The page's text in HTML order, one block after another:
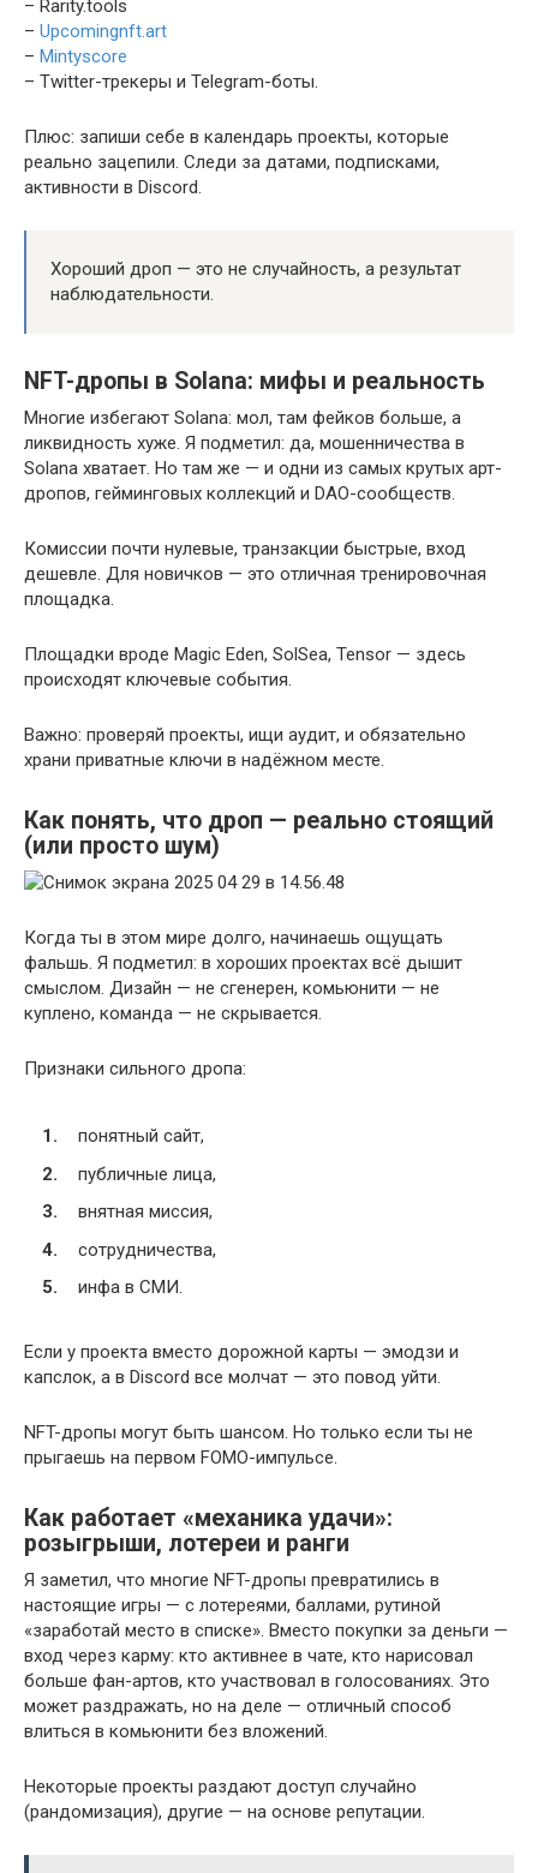
– Rarity.tools
– Upcomingnft.art
– Mintyscore
– Twitter-трекеры и Telegram-боты.
Плюс: запиши себе в календарь проекты, которые
реально зацепили. Следи за датами, подписками,
активности в Discord.
Хороший дроп — это не случайность, а результат
наблюдательности.
NFT-дропы в Solana: мифы и реальность
Многие избегают Solana: мол, там фейков больше, а
ликвидность хуже. Я подметил: да, мошенничества в
Solana хватает. Но там же — и одни из самых крутых арт-
дропов, гейминговых коллекций и DAO-сообществ.
Комиссии почти нулевые, транзакции быстрые, вход
дешевле. Для новичков — это отличная тренировочная
площадка.
Площадки вроде Magic Eden, SolSea, Tensor — здесь
происходят ключевые события.
Важно: проверяй проекты, ищи аудит, и обязательно
храни приватные ключи в надёжном месте.
Как понять, что дроп — реально стоящий
(или просто шум)
Когда ты в этом мире долго, начинаешь ощущать
фальшь. Я подметил: в хороших проектах всё дышит
смыслом. Дизайн — не сгенерен, комьюнити — не
куплено, команда — не скрывается.
Признаки сильного дропа:
понятный сайт,
публичные лица,
внятная миссия,
сотрудничества,
инфа в СМИ.
Если у проекта вместо дорожной карты — эмодзи и
капслок, а в Discord все молчат — это повод уйти.
NFT-дропы могут быть шансом. Но только если ты не
прыгаешь на первом FOMO-импульсе.
Как работает «механика удачи»:
розыгрыши, лотереи и ранги
Я заметил, что многие NFT-дропы превратились в
настоящие игры — с лотереями, баллами, рутиной
«заработай место в списке». Вместо покупки за деньги —
вход через карму: кто активнее в чате, кто нарисовал
больше фан-артов, кто участвовал в голосованиях. Это
может раздражать, но на деле — отличный способ
влиться в комьюнити без вложений.
Некоторые проекты раздают доступ случайно
(рандомизация), другие — на основе репутации.